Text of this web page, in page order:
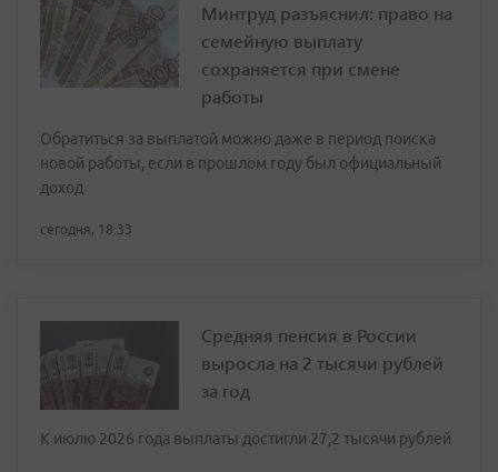
Минтруд разъяснил: право на
семейную выплату
сохраняется при смене
работы
Обратиться за выплатой можно даже в период поиска
новой работы, если в прошлом году был официальный
доход
сегодня, 18:33
Средняя пенсия в России
выросла на 2 тысячи рублей
за год
К июлю 2026 года выплаты достигли 27,2 тысячи рублей